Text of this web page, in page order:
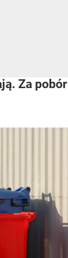
Za pobór